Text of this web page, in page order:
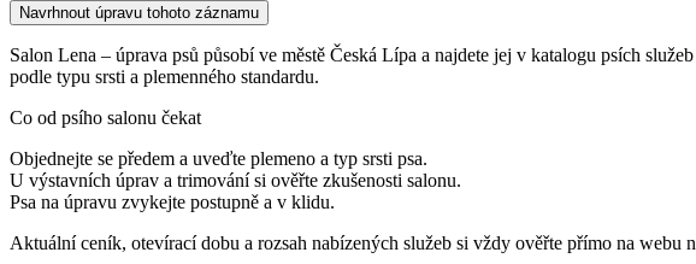
Navrhnout úpravu tohoto záznamu
Salon Lena – úprava psů působí ve městě Česká Lípa a najdete jej v katalogu psích
podle typu srsti a plemenného standardu.
Co od psího salonu čekat
Objednejte se předem a uveďte plemeno a typ srsti psa.
U výstavních úprav a trimování si ověřte zkušenosti salonu.
Psa na úpravu zvykejte postupně a v klidu.
Aktuální ceník, otevírací dobu a rozsah nabízených služeb si vždy ověřte přímo na webu